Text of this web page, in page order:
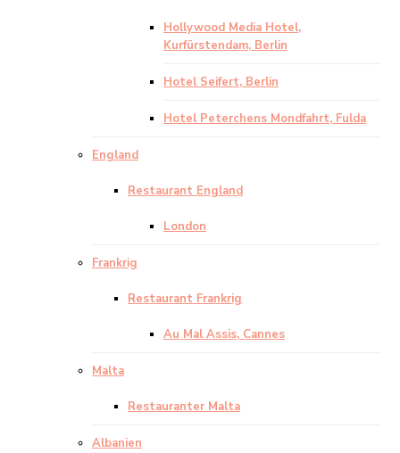
Hollywood Media Hotel,
Kurfürstendam, Berlin
Hotel Seifert, Berlin
Hotel Peterchens Mondfahrt, Fulda
England
Restaurant England
London
Frankrig
Restaurant Frankrig
Au Mal Assis, Cannes
Malta
Restauranter Malta
Albanien